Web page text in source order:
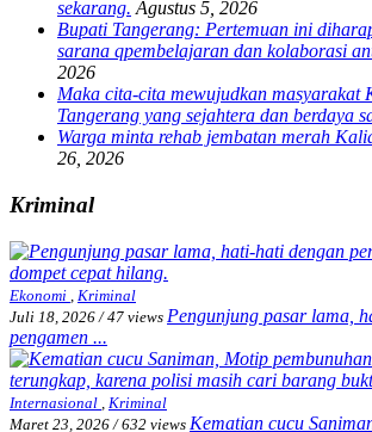
sekarang. Agustus 5, 2026
Bupati Tangerang: Pertemuan ini
sarana qpembelajaran dan kolaborasi
2026
Maka cita-cita mewujudkan masyarakat
Tangerang yang sejahtera dan berdaya
Warga minta rehab jembatan merah
26, 2026
Kriminal
Ekonomi
Kriminal
Juli 18, 2026 / 47 views Pengunjung pasar lama,
pengamen ...
Internasional
Kriminal
Maret 23, 2026 / 632 views Kematian cucu